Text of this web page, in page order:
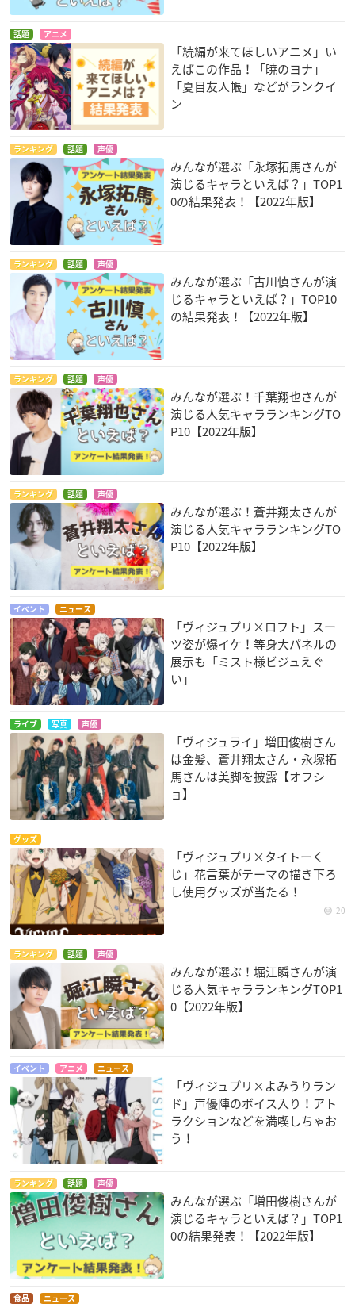
話題 アニメ
「続編が来てほしいアニメ」い
えばこの作品！「暁のヨナ」
「夏目友人帳」などがランクイ
ン
ランキング 話題 声優
みんなが選ぶ「永塚拓馬さんが
演じるキャラといえば？」TOP1
0の結果発表！【2022年版】
ランキング 話題 声優
みんなが選ぶ「古川慎さんが演
じるキャラといえば？」TOP10
の結果発表！【2022年版】
ランキング 話題 声優
みんなが選ぶ！千葉翔也さんが
演じる人気キャラランキングTO
P10【2022年版】
ランキング 話題 声優
みんなが選ぶ！蒼井翔太さんが
演じる人気キャラランキングTO
P10【2022年版】
イベント ニュース
「ヴィジュプリ×ロフト」スー
ツ姿が爆イケ！等身大パネルの
展示も「ミスト様ビジュえぐ
い」
ライブ 写真 声優
「ヴィジュライ」増田俊樹さん
は金髪、蒼井翔太さん・永塚拓
馬さんは美脚を披露【オフシ
ョ】
グッズ
「ヴィジュプリ×タイトーく
じ」花言葉がテーマの描き下ろ
し使用グッズが当たる！
20
ランキング 話題 声優
みんなが選ぶ！堀江瞬さんが演
じる人気キャラランキングTOP1
0【2022年版】
イベント アニメ ニュース
「ヴィジュプリ×よみうりラン
ド」声優陣のボイス入り！アト
ラクションなどを満喫しちゃお
う！
ランキング 話題 声優
みんなが選ぶ「増田俊樹さんが
演じるキャラといえば？」TOP1
0の結果発表！【2022年版】
食品 ニュース